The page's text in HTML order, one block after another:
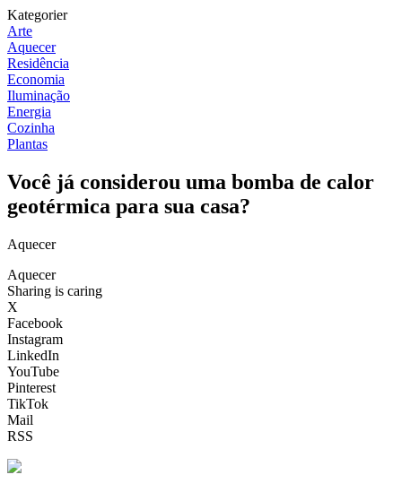
Kategorier
Arte
Aquecer
Residência
Economia
Iluminação
Energia
Cozinha
Plantas
Você já considerou uma bomba de calor
geotérmica para sua casa?
Aquecer
Aquecer
Sharing is caring
X
Facebook
Instagram
LinkedIn
YouTube
Pinterest
TikTok
Mail
RSS